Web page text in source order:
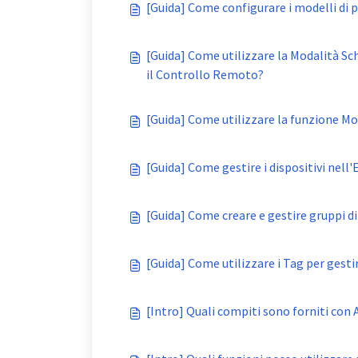
[Guida] Come configurare i modelli di
[Guida] Come utilizzare la Modalità
il Controllo Remoto?
[Guida] Come utilizzare la funzione
[Guida] Come gestire i dispositivi
[Guida] Come creare e gestire gruppi
[Guida] Come utilizzare i Tag per
[Intro] Quali compiti sono forniti con